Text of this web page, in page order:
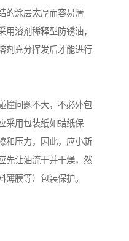
的涂层太厚而容易滑
用溶剂稀释型防锈油，
剂充分挥发后才能进行
撞问题不大，不必外包
采用包装纸如蜡纸保
和压力，因此，应小新
先让油流干并干燥，然
薄膜等）包装保护。